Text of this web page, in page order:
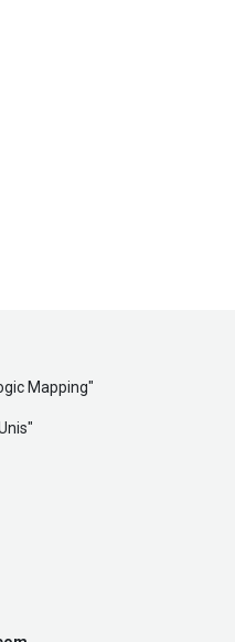
Mapping"
"